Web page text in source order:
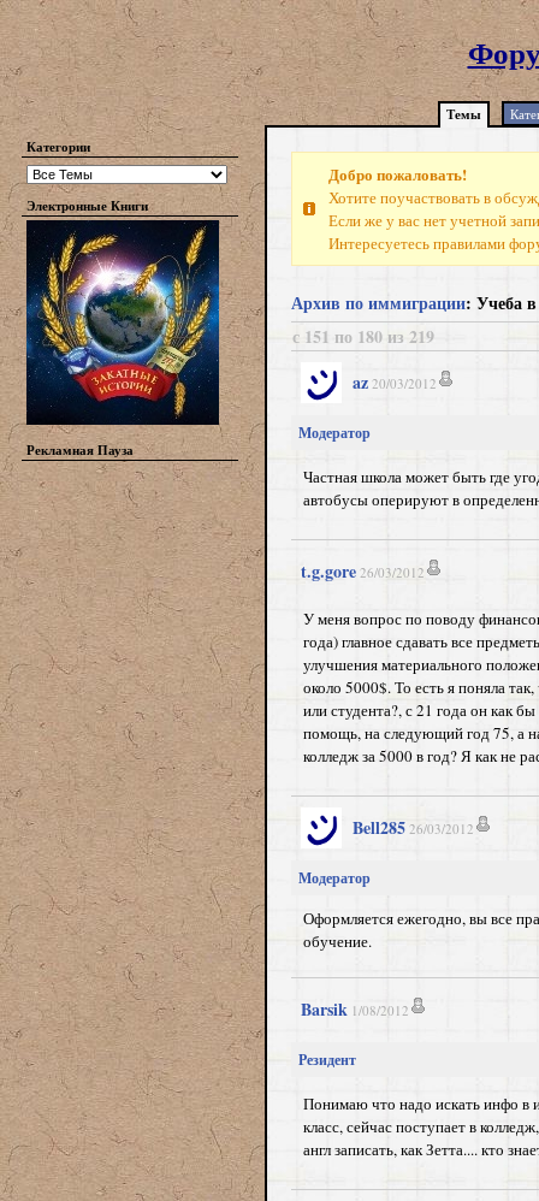
Темы
Категории
Электронные Книги
Рекламная Пауза
Добро пожаловать!
Хотите поучаствовать в
Если же у вас нет учетной
Интересуетесь правилами
Архив по иммиграции: Учеба
с 151 по 180 из 219
az 20/03/2012
Модератор
Частная школа может быть где
автобусы оперируют в
t.g.gore 26/03/2012
У меня вопрос по поводу
года) главное сдавать все
улучшения материального
около 5000$. То есть я поняла
или студента?, с 21 года он как
помощь, на следующий год 75, а
колледж за 5000 в год? Я как не
Bell285 26/03/2012
Модератор
Оформляется ежегодно, вы все
обучение.
Barsik 1/08/2012
Резидент
Понимаю что надо искать инфо в
класс, сейчас поступает в
англ записать, как Зетта.... кто